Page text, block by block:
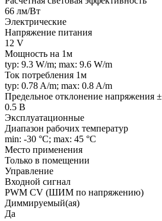
66 лм/Вт
Электрические
Напряжение питания
12 V
Мощность на 1м
typ: 9.3 W/m; max: 9.6 W/m
Ток потребления 1м
typ: 0.78 A/m; max: 0.8 A/m
Предельное отклонение напряжения ±
0.5 В
Эксплуатационные
Диапазон рабочих температур
min: -30 °C; max: 45 °C
Место применения
Только в помещении
Управление
Входной сигнал
PWM СV (ШИМ по напряжению)
Диммируемый(ая)
Да